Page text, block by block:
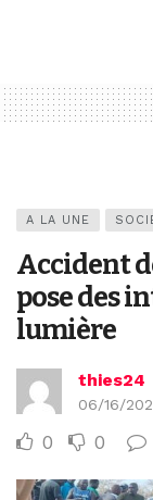
A LA UNE
Accident
pose des
lumière
thies24
06/16/
0 0